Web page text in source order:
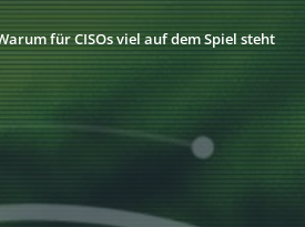
für CISOs viel auf dem Spiel steht